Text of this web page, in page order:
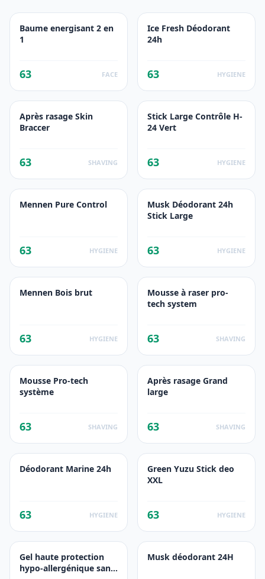
Baume energisant 2 en
1
63 FACE
Ice Fresh Déodorant
24h
63 HYGIENE
Après rasage Skin
Braccer
63 SHAVING
Stick Large Contrôle H-
24 Vert
63 HYGIENE
Mennen Pure Control
63 HYGIENE
Musk Déodorant 24h
Stick Large
63 HYGIENE
Mennen Bois brut
63 HYGIENE
Mousse à raser pro-
tech system
63 SHAVING
Mousse Pro-tech
système
63 SHAVING
Après rasage Grand
large
63 SHAVING
Déodorant Marine 24h
63 HYGIENE
Green Yuzu Stick deo
XXL
63 HYGIENE
Gel haute protection
hypo-allergénique sans
Musk déodorant 24H